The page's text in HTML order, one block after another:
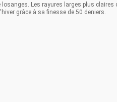
losanges. Les rayures larges plus
grâce à sa finesse de 50 deniers.